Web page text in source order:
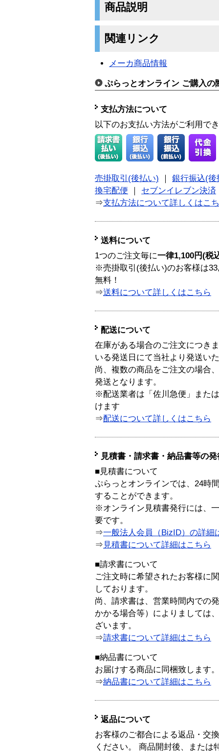
商品説明
関連リンク
メーカ商品情報
ぷらっとオンライン ご購入の
支払方法について
以下のお支払い方法がご利用で
売掛取引(後払い)
銀行振込(後
換宅配便
セブンイレブン決済
⇒支払方法について詳しくはこ
送料について
1つのご注文毎に一律1,100円(税
※売掛取引(後払い)のお客様は
無料！
⇒送料について詳しくはこちら
配送について
在庫がある場合のご注文につき
いる発送日にて当社より発送い
尚、複数の商品をご注文の場合
発送となります。
※配送業者は「佐川急便」また
けます
⇒配送について詳しくはこちら
見積書・請求書・納品書等の
■見積書について
ぷらっとオンラインでは、24時
することができます。
※オンライン見積書発行には、
要です。
⇒一般法人会員（BizID）の詳細
⇒ 見積書について詳細はこちら
■請求書について
ご注文時に希望されたお客様に
しております。
尚、請求書は、営業時間内での
かかる場合等）によりましては
ざいます。
⇒請求書について詳細はこちら
■納品書について
お届けする商品に同梱致します。
⇒納品書について詳細はこちら
返品について
お客様のご都合による返品・交
ください。 商品開封後、または